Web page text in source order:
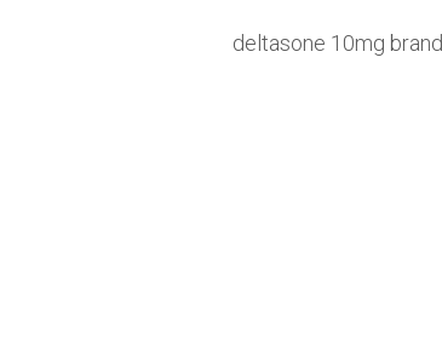
deltasone 10mg brand